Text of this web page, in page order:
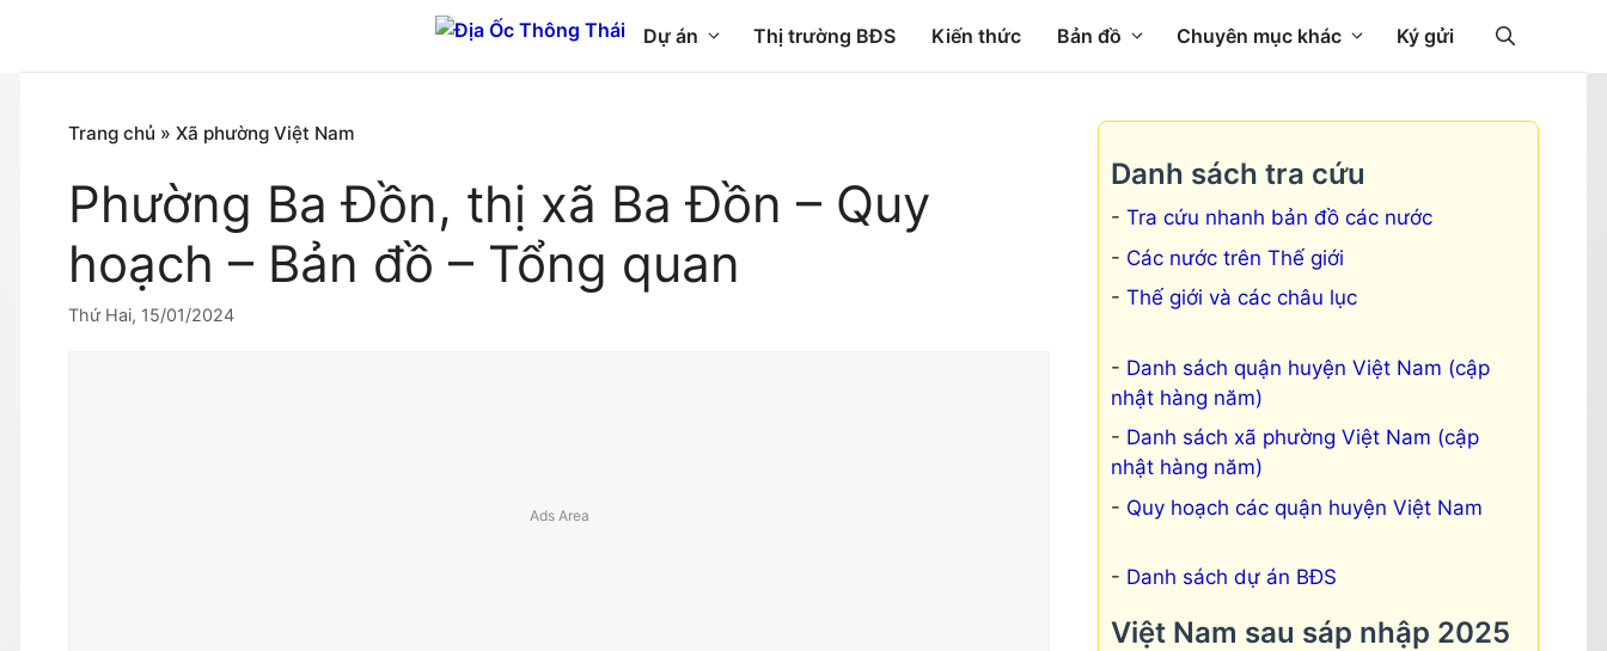
nội
Dự án Thị trường BĐS Kiến thức Bản đồ Chuyên mục khác Ký gửi
Trang chủ » Xã phường Việt Nam
Phường Ba Đồn, thị xã Ba Đồn – Quy
hoạch – Bản đồ – Tổng quan
Thứ Hai, 15/01/2024
Danh sách tra cứu
Tra cứu nhanh bản đồ các nước
Các nước trên Thế giới
Thế giới và các châu lục
Danh sách quận huyện Việt Nam (cập
nhật hàng năm)
Danh sách xã phường Việt Nam (cập
nhật hàng năm)
Quy hoạch các quận huyện Việt Nam
Danh sách dự án BĐS
Việt Nam sau sáp nhập 2025